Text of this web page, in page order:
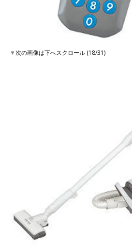
▼次の画像は下へスクロール (18/31)